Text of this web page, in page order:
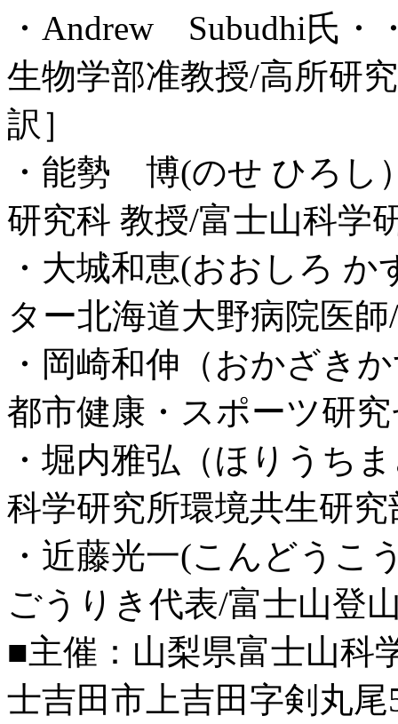
・Andrew Subudhi氏・
生物学部准教授/高所研
訳］
・能勢 博(のせ ひろし
研究科 教授/富士山科学
・大城和恵(おおしろ
ター北海道大野病院医
・岡崎和伸（おかざき
都市健康・スポーツ研
・堀内雅弘（ほりうち
科学研究所環境共生研
・近藤光一(こんどうこ
ごうりき代表/富士山登
■主催：山梨県富士山科
士吉田市上吉田字剣丸